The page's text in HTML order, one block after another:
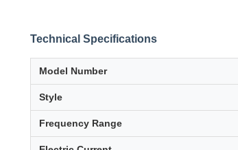
Technical Specifications
Model Number
Style
Frequency Range